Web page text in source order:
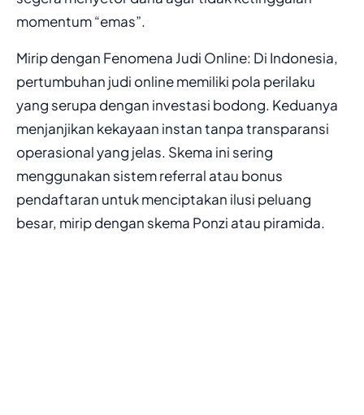
momentum “emas”.
Mirip dengan Fenomena Judi Online: Di Indonesia,
pertumbuhan judi online memiliki pola perilaku
yang serupa dengan investasi bodong. Keduanya
menjanjikan kekayaan instan tanpa transparansi
operasional yang jelas. Skema ini sering
menggunakan sistem referral atau bonus
pendaftaran untuk menciptakan ilusi peluang
besar, mirip dengan skema Ponzi atau piramida.